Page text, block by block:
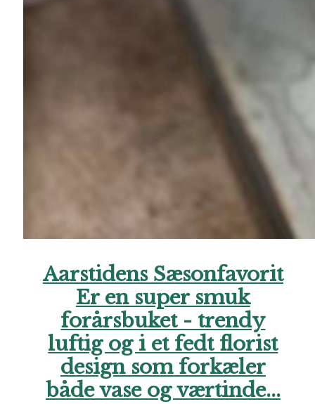
Aarstidens Sæsonfavorit
Er en super smuk
forårsbuket - trendy
luftig og i et fedt florist
design som forkæler
både vase og værtinde...